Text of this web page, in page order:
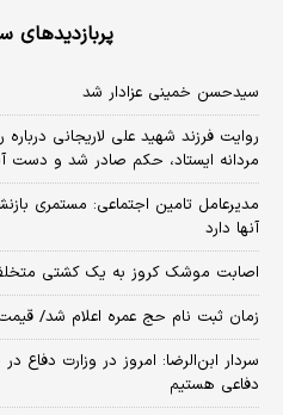
سیدحسن خمینی عزادار شد
روایت فرزند شهید علی لاریجانی
مردانه ایستاد، حکم صادر شد و دست
مدیرعامل تامین اجتماعی: مستمری
آنها دارد
اصابت موشک کروز به یک کشتی
زمان ثبت‌ نام حج عمره اعلام شد/
سردار ابن‌الرضا: امروز در وزارت
دفاعی هستیم